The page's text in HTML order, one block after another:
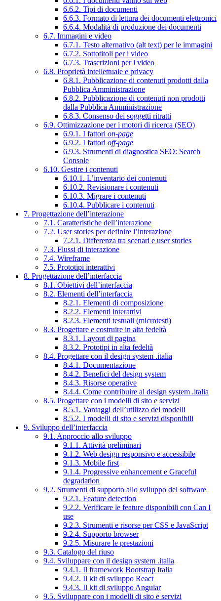
6.6.2. Tipi di documenti
6.6.3. Formato di lettura dei documenti elettronici
6.6.4. Modalità di produzione dei documenti
6.7. Immagini e video
6.7.1. Testo alternativo (alt text) per le immagini
6.7.2. Sottotitoli per i video
6.7.3. Trascrizioni per i video
6.8. Proprietà intellettuale e privacy
6.8.1. Pubblicazione di contenuti prodotti dalla
Pubblica Amministrazione
6.8.2. Pubblicazione di contenuti non prodotti
dalla Pubblica Amministrazione
6.8.3. Consenso dei soggetti ritratti
6.9. Ottimizzazione per i motori di ricerca (SEO)
6.9.1. I fattori on-page
6.9.2. I fattori off-page
6.9.3. Strumenti di diagnostica SEO: Search
Console
6.10. Gestire i contenuti
6.10.1. L’inventario dei contenuti
6.10.2. Revisionare i contenuti
6.10.3. Migrare i contenuti
6.10.4. Pubblicare i contenuti
7. Progettazione dell’interazione
7.1. Caratteristiche dell’interazione
7.2. User stories per definire l’interazione
7.2.1. Differenza tra scenari e user stories
7.3. Flussi di interazione
7.4. Wireframe
7.5. Prototipi interattivi
8. Progettazione dell’interfaccia
8.1. Obiettivi dell’interfaccia
8.2. Elementi dell’interfaccia
8.2.1. Elementi di composizione
8.2.2. Elementi interattivi
8.2.3. Elementi testuali (microtesti)
8.3. Progettare e costruire in alta fedeltà
8.3.1. Layout di pagina
8.3.2. Prototipi in alta fedeltà
8.4. Progettare con il design system .italia
8.4.1. Documentazione
8.4.2. Benefici del design system
8.4.3. Risorse operative
8.4.4. Come contribuire al design system .italia
8.5. Progettare con i modelli di sito e servizi
8.5.1. Vantaggi dell’utilizzo dei modelli
8.5.2. I modelli di sito e servizi disponibili
9. Sviluppo dell’interfaccia
9.1. Approccio allo sviluppo
9.1.1. Attività preliminari
9.1.2. Web design responsivo e accessibile
9.1.3. Mobile first
9.1.4. Progressive enhancement e Graceful
degradation
9.2. Strumenti di supporto allo sviluppo del software
9.2.1. Feature detection
9.2.2. Verificare le feature disponibili con Can I
use
9.2.3. Strumenti e risorse per CSS e JavaScript
9.2.4. Supporto browser
9.2.5. Misurare le prestazioni
9.3. Catalogo del riuso
9.4. Sviluppare con il design system .italia
9.4.1. Il framework Bootstrap Italia
9.4.2. Il kit di sviluppo React
9.4.3. Il kit di sviluppo Angular
9.5. Sviluppare con i modelli di sito e servizi